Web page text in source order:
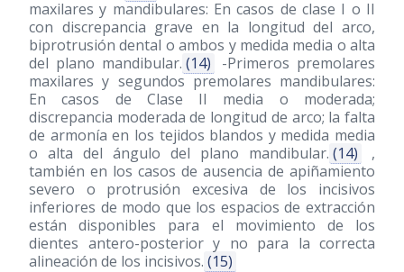
maxilares y mandibulares: En casos de clase I o II
con discrepancia grave en la longitud del arco,
biprotrusión dental o ambos y medida media o alta
del plano mandibular. (14)
-Primeros premolares
maxilares y segundos premolares mandibulares:
En casos de Clase II media o moderada;
discrepancia moderada de longitud de arco; la falta
de armonía en los tejidos blandos y medida media
o alta del ángulo del plano mandibular. (14)
,
también en los casos de ausencia de apiñamiento
severo o protrusión excesiva de los incisivos
inferiores de modo que los espacios de extracción
están disponibles para el movimiento de los
dientes antero-posterior y no para la correcta
alineación de los incisivos. (15)